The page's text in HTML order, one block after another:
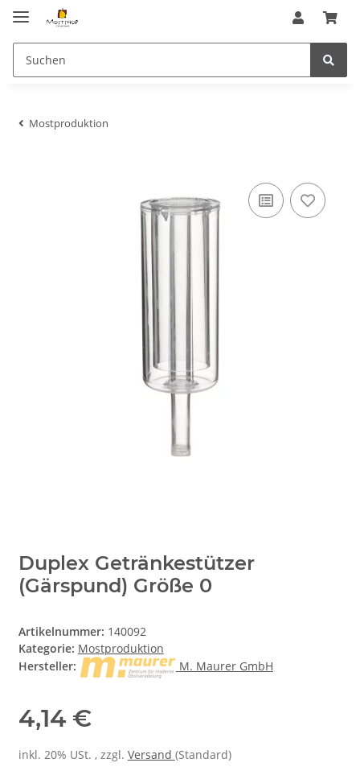
Mostproduktion
Duplex Getränkestützer
(Gärspund) Größe 0
Artikelnummer: 140092
Kategorie: Mostproduktion
Hersteller:
M. Maurer GmbH
4,14 €
inkl. 20% USt. , zzgl. Versand (Standard)